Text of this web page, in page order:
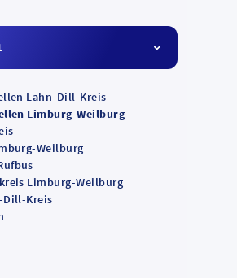
Lahn-Dill-Kreis
Limburg-Weilburg
Weilburg
Limburg-Weilburg
Dill-Kreis